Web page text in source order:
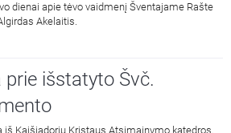
dienai apie tėvo vaidmenį Šventajame Rašte
Akelaitis.
prie išstatyto Švč.
iš Kaišiadorių Kristaus Atsimainymo katedros.